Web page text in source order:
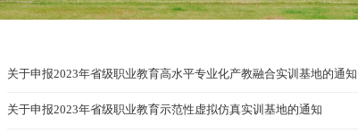
关于申报2023年省级职业教育高水平专业化产教融合实训基地的通知
关于申报2023年省级职业教育示范性虚拟仿真实训基地的通知